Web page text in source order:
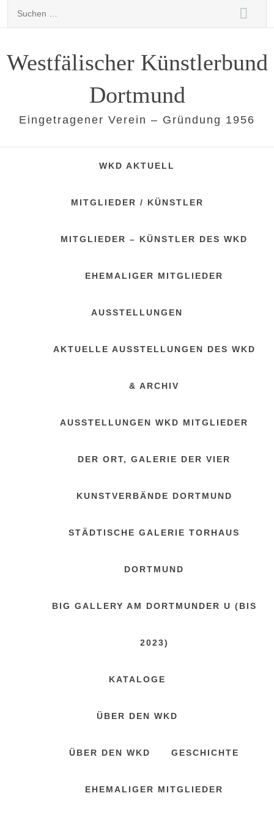
Westfälischer Künstlerbund
Dortmund
Eingetragener Verein – Gründung 1956
WKD AKTUELL
MITGLIEDER / KÜNSTLER
MITGLIEDER – KÜNSTLER DES WKD
EHEMALIGER MITGLIEDER
AUSSTELLUNGEN
AKTUELLE AUSSTELLUNGEN DES WKD
& ARCHIV
AUSSTELLUNGEN WKD MITGLIEDER
DER ORT, GALERIE DER VIER
KUNSTVERBÄNDE DORTMUND
STÄDTISCHE GALERIE TORHAUS
DORTMUND
BIG GALLERY AM DORTMUNDER U (BIS
2023)
KATALOGE
ÜBER DEN WKD
ÜBER DEN WKD GESCHICHTE
EHEMALIGER MITGLIEDER